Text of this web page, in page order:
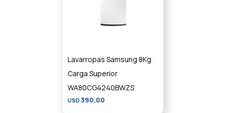
Lavarropas Samsung 8Kg
Carga Superior
WA80CG4240BWZS
USD 390,00